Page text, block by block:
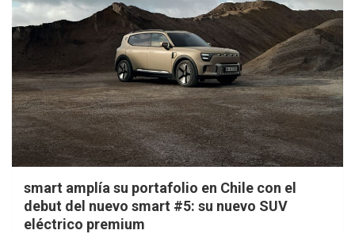
smart amplía su portafolio en Chile con el
debut del nuevo smart #5: su nuevo SUV
eléctrico premium